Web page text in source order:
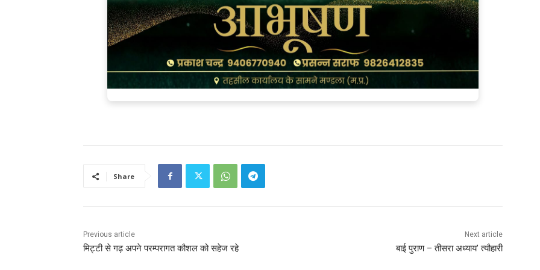
Share
Previous article
मिट्टी से गढ़ अपने परम्परागत कौशल को सहेज रहे
Next article
बाई पुराण – तीसरा अध्याय’ त्यौहारी